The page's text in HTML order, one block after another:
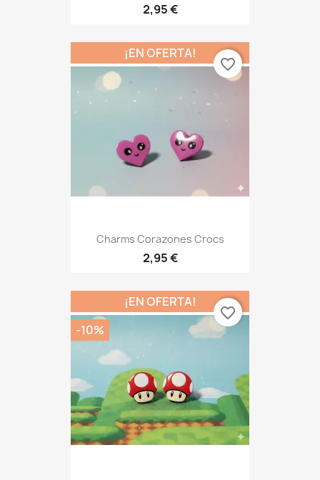
2,95 €
Charms Corazones Crocs
2,95 €
¡EN OFERTA!
favorite_border
¡EN OFERTA!
-10%
favorite_border